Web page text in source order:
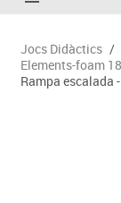
Jocs Didàctics /
Elements-foam
Rampa escalada